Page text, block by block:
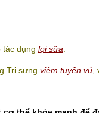
tác dụng lợi sữa
sưng viêm tuyến vú